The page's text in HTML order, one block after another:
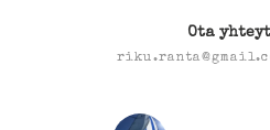
Ota